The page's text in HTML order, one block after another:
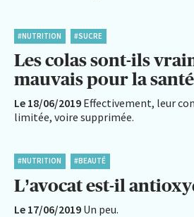
#NUTRITION #SUCRE
Les colas sont-ils
mauvais pour la santé
Le 18/06/2019 Effectivement, leur
limitée, voire supprimée.
#NUTRITION #BEAUTÉ
L’avocat est-il
Le 17/06/2019 Un peu.